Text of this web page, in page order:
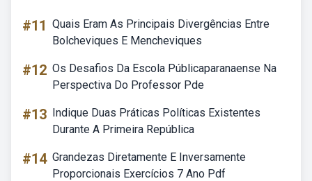
#11 Quais Eram As Principais Divergências Entre
Bolcheviques E Mencheviques
#12 Os Desafios Da Escola Públicaparanaense Na
Perspectiva Do Professor Pde
#13 Indique Duas Práticas Políticas Existentes
Durante A Primeira República
#14 Grandezas Diretamente E Inversamente
Proporcionais Exercícios 7 Ano Pdf